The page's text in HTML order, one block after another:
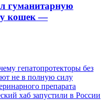
гуманитарную
кошек —
гепатопротекторы без
не в полную силу
препарата
хаб запустили в России